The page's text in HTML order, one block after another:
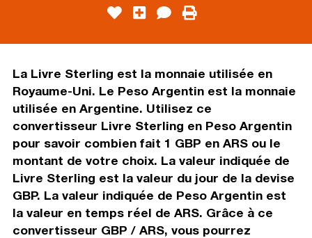
La Livre Sterling est la monnaie utilisée en
Royaume-Uni. Le Peso Argentin est la monnaie
utilisée en Argentine. Utilisez ce
convertisseur Livre Sterling en Peso Argentin
pour savoir combien fait 1 GBP en ARS ou le
montant de votre choix. La valeur indiquée de
Livre Sterling est la valeur du jour de la devise
GBP. La valeur indiquée de Peso Argentin est
la valeur en temps réel de ARS. Grâce à ce
convertisseur GBP / ARS, vous pourrez